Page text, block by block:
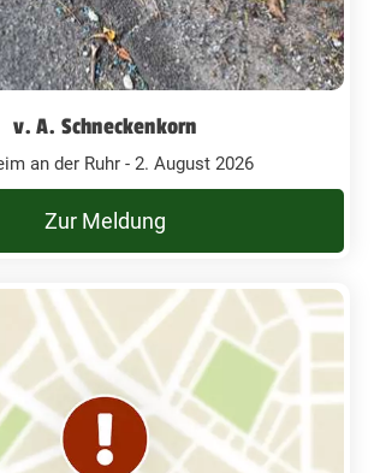
v. A. Schneckenkorn
an der Ruhr - 2. August 2026
Zur Meldung